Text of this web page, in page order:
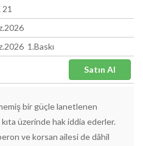
21
1.Baskı
bir güçle lanetlenen
üzerinde hak iddia ederler.
ve korsan ailesi de dâhil